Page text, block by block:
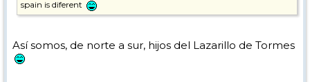
spain is diferent
Así somos, de norte a sur, hijos del Lazarillo de Tormes